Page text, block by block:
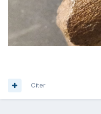
Citer